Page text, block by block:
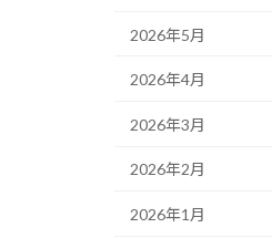
2026年5月
2026年4月
2026年3月
2026年2月
2026年1月